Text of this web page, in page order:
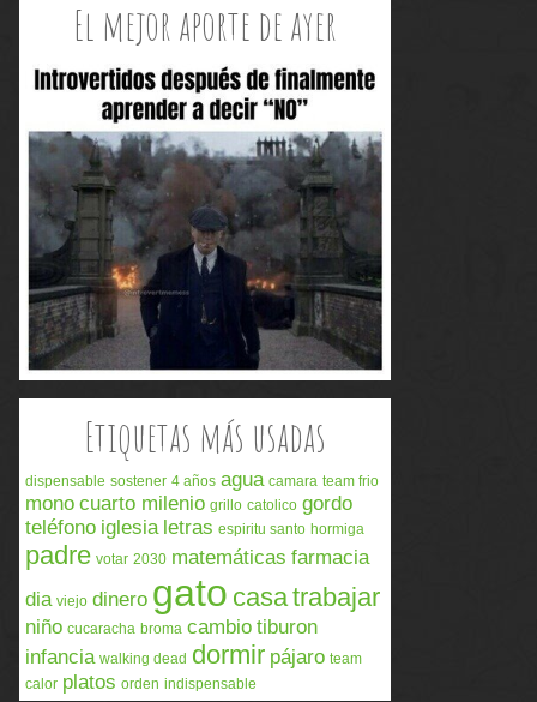
El mejor aporte de ayer
Etiquetas más usadas
dispensable sostener 4 años agua camara team frio
mono cuarto milenio grillo catolico gordo
teléfono iglesia letras espiritu santo hormiga
padre votar 2030 matemáticas farmacia
dia viejo dinero gato casatrabajar
niño cucaracha broma cambio tiburon
infancia walking dead dormir pájaro team
calor platos orden indispensable